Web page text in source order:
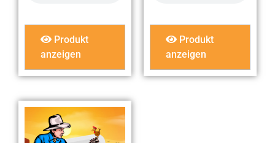
Produkt
anzeigen
Produkt
anzeigen